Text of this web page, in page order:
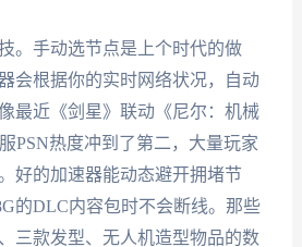
。手动选节点是上个时代的做
会根据你的实时网络状况，自动
最近《剑星》联动《尼尔：机械
PSN热度冲到了第二，大量玩家
好的加速器能动态避开拥堵节
的DLC内容包时不会断线。那些
三款发型、无人机造型物品的数